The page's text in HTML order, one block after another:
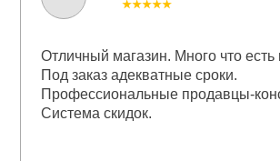
★★★★★
Отличный магазин. Много что есть
Под заказ адекватные сроки.
Профессиональные продавцы-
Система скидок.